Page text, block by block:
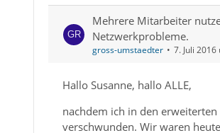
Mehrere Mitarbeiter
Netzwerkprobleme.
gross-umstaedter 7. Juli
Hallo Susanne, hallo ALLE,
nachdem ich in den
verschwunden. Wir waren